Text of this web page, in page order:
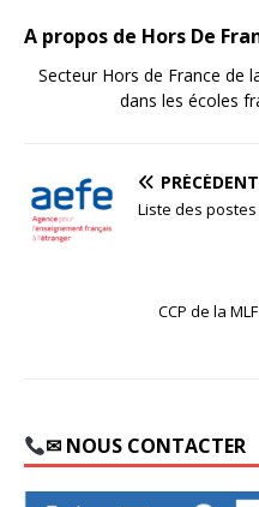
A propos de Hors De
Secteur Hors de France de
dans les écoles
PRÉCÉDENT
Liste des
CCP de la
✉ NOUS CONTACTER